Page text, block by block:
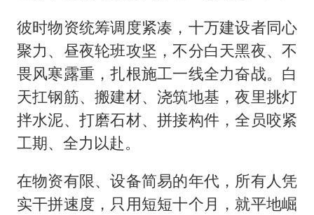
彼时物资统筹调度紧凑，十万建设者同心
聚力、昼夜轮班攻坚，不分白天黑夜、不
畏风寒露重，扎根施工一线全力奋战。白
天扛钢筋、搬建材、浇筑地基，夜里挑灯
拌水泥、打磨石材、拼接构件，全员咬紧
工期、全力以赴。
在物资有限、设备简易的年代，所有人凭
实干拼速度，只用短短十个月，就平地崛